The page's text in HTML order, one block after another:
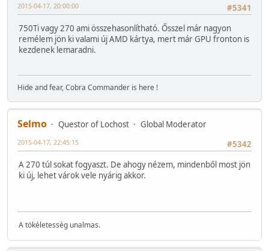
#5341
2015-04-17, 20:00:00
750Ti vagy 270 ami összehasonlítható. Ősszel már nagyon
remélem jön ki valami új AMD kártya, mert már GPU fronton is
kezdenek lemaradni.
Hide and fear, Cobra Commander is here !
Selmo Questor of Lochost
Global Moderator
#5342
2015-04-17, 22:45:15
A 270 túl sokat fogyaszt. De ahogy nézem, mindenből most jön
ki új, lehet várok vele nyárig akkor.
A tökéletesség unalmas.